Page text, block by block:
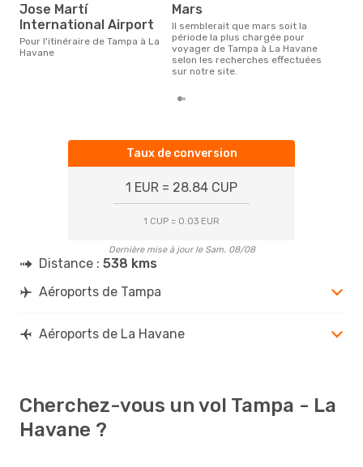
Jose Martí
International Airport
Pour l'itinéraire de Tampa à La
Havane
mars
Il semblerait que mars soit la
période la plus chargée pour
voyager de Tampa à La Havane
selon les recherches effectuées
sur notre site.
Taux de conversion
1 EUR = 28.84 CUP
1 CUP = 0.03 EUR
Dernière mise à jour le Sam. 08/08
Distance : 538 kms
Aéroports de Tampa
Aéroports de La Havane
Cherchez-vous un vol Tampa - La
Havane ?